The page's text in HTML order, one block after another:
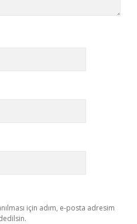
için adım, e-posta adresim